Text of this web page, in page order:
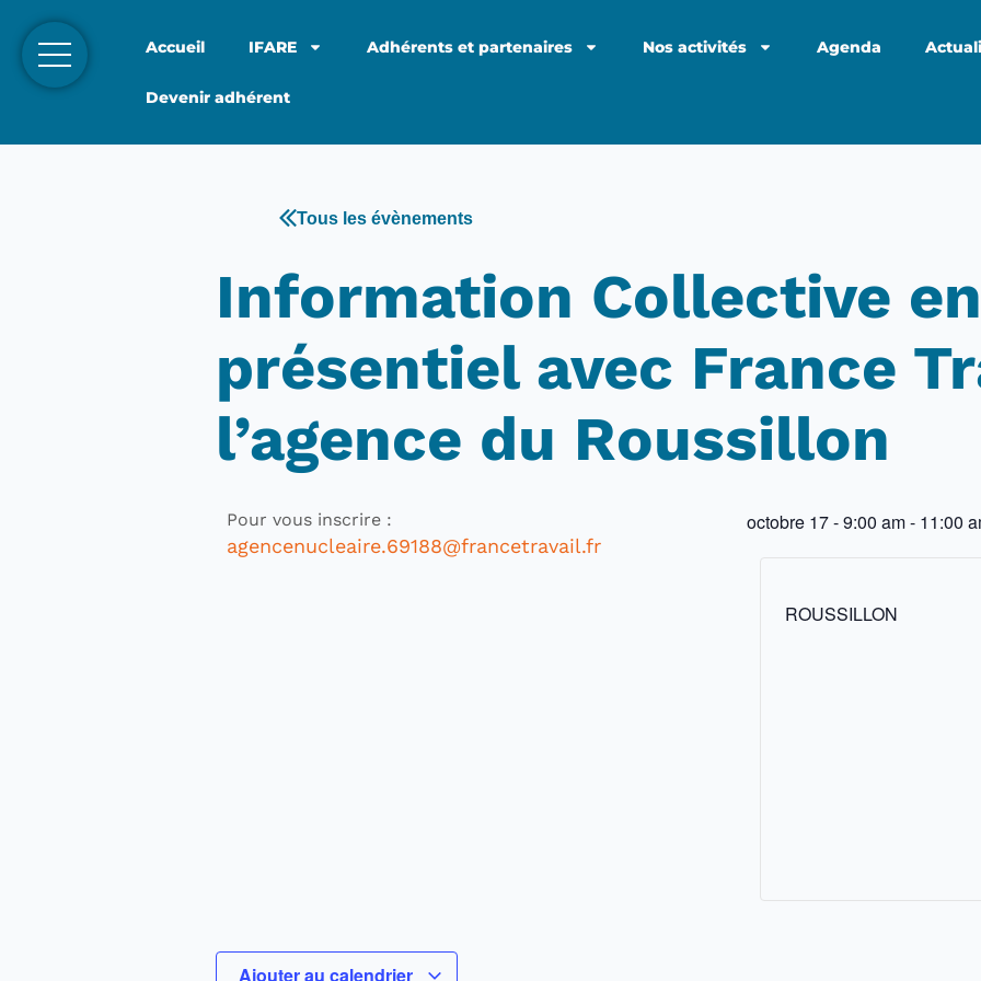
Accueil IFARE Adhérents et partenaires Nos activités Agenda
Devenir adhérent
Tous les évènements
Information Collective en
présentiel avec France
l’agence du Roussillon
Pour vous inscrire :
agencenucleaire.69188@francetravail.fr
octobre 17-9:00 am- 11:00
ROUSSILLON
Ajouter au calendrier